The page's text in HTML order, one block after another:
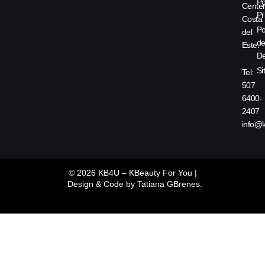
Costa
del
Este.
Tel:
507
6400-
2407
de
© 2026 KB4U – KBeauty For You |
Design & Code by Tatiana GBrenes.